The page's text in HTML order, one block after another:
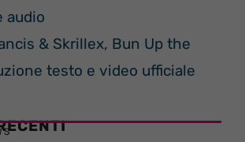
audio
& Skrillex, Bun Up the
testo e video ufficiale